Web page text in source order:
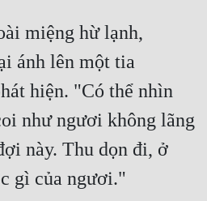
miệng hừ lạnh,
ánh lên một tia
hiện. "Có thể nhìn
như ngươi không lãng
này. Thu dọn đi, ở